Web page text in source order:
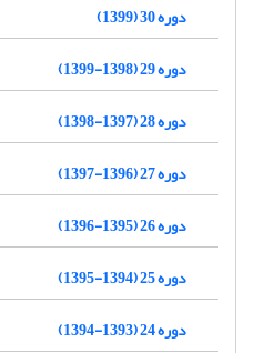
دوره 30 (1399)
دوره 29 (1398-1399)
دوره 28 (1397-1398)
دوره 27 (1396-1397)
دوره 26 (1395-1396)
دوره 25 (1394-1395)
دوره 24 (1393-1394)